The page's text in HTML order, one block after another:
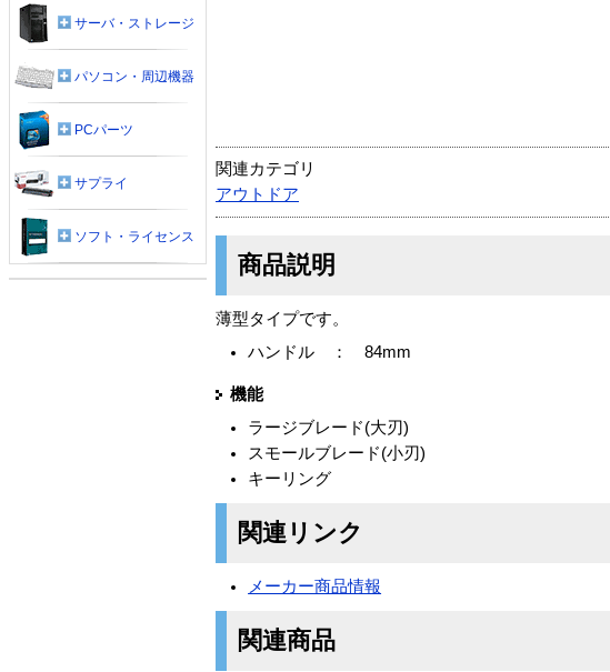
関連カテゴリ
アウトドア
商品説明
薄型タイプです。
ハンドル ： 84mm
機能
ラージブレード(大刃)
スモールブレード(小刃)
キーリング
関連リンク
メーカー商品情報
関連商品
サーバ・ストレージ
パソコン・周辺機器
PCパーツ
サプライ
ソフト・ライセンス